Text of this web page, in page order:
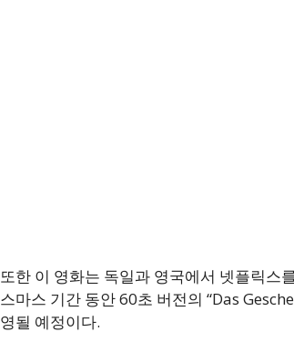
또한 이 영화는 독일과 영국에서 넷플릭스
스마스 기간 동안 60초 버전의 “Das
영될 예정이다.